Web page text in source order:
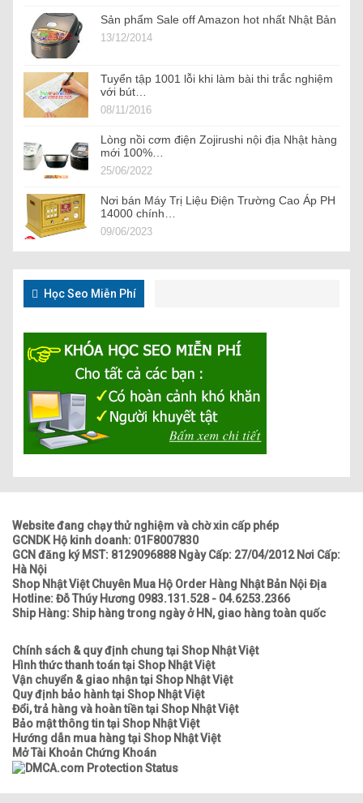
Sản phẩm Sale off Amazon hot nhất Nhật Bản
13/12/2014
Tuyển tập 1001 lỗi khi làm bài thi trắc nghiệm
với bút…
08/11/2016
Lòng nồi cơm điện Zojirushi nội địa Nhật hàng
mới 100%…
25/06/2022
Nơi bán Máy Trị Liệu Điện Trường Cao Áp PH
14000 chính…
09/06/2023
Học Seo Miễn Phí
Website đang chạy thử nghiệm và chờ xin cấp phép
GCNDK Hộ kinh doanh: 01F8007830
GCN đăng ký MST: 8129096888 Ngày Cấp: 27/04/2012 Nơi Cấp:
Hà Nội
Shop Nhật Việt Chuyên Mua Hộ Order Hàng Nhật Bản Nội Địa
Hotline: Đỗ Thúy Hương 0983.131.528 - 04.6253.2366
Ship Hàng: Ship hàng trong ngày ở HN, giao hàng toàn quốc
Chính sách & quy định chung tại Shop Nhật Việt
Hình thức thanh toán tại Shop Nhật Việt
Vận chuyển & giao nhận tại Shop Nhật Việt
Quy định bảo hành tại Shop Nhật Việt
Đổi, trả hàng và hoàn tiền tại Shop Nhật Việt
Bảo mật thông tin tại Shop Nhật Việt
Hướng dẫn mua hàng tại Shop Nhật Việt
Mở Tài Khoản Chứng Khoán